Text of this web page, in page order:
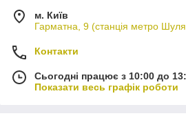
м. Київ
Гарматна, 9 (станція метро
Контакти
Сьогодні працює з 10:00 до
Показати весь графік роботи